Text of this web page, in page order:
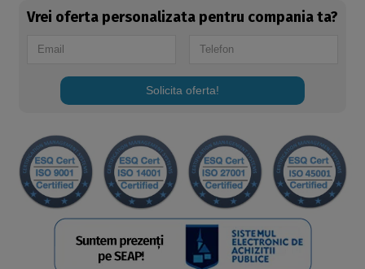
Vrei oferta personalizata pentru compania ta?
Solicita oferta!